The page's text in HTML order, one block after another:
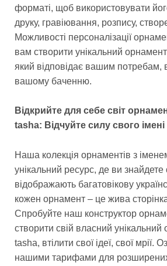
форматі, щоб використовувати
друку, гравіювання, розпису,
Можливості персоналізації
вам створити унікальний
який відповідає вашим
вашому баченню.
Відкрийте для себе світ
tasha: Відчуйте силу свого імені
Наша колекція орнаментів з
унікальний ресурс, де ви
відображають багатовікову
кожен орнамент – це жива сторінка
Спробуйте наш конструктор
створити свій власний
tasha, втілити свої ідеї, свої мрії.
нашими тарифами для